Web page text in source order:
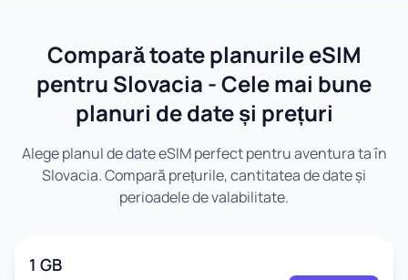
Compară toate planurile eSIM
pentru Slovacia - Cele mai bune
planuri de date și prețuri
Alege planul de date eSIM perfect pentru aventura ta în
Slovacia. Compară prețurile, cantitatea de date și
perioadele de valabilitate.
1 GB